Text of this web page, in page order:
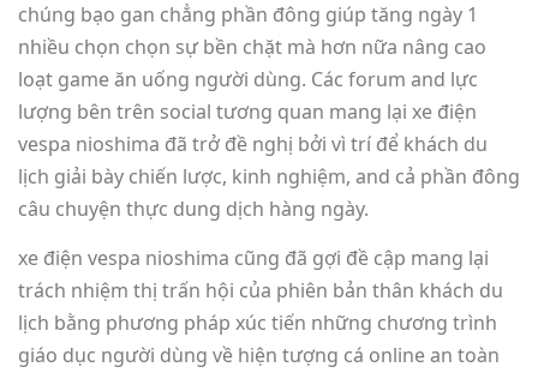
chúng bạo gan chẳng phần đông giúp tăng ngày 1
nhiều chọn chọn sự bền chặt mà hơn nữa nâng cao
loạt game ăn uống người dùng. Các forum and lực
lượng bên trên social tương quan mang lại xe điện
vespa nioshima đã trở đề nghị bởi vì trí để khách du
lịch giải bày chiến lược, kinh nghiệm, and cả phần đông
câu chuyện thực dung dịch hàng ngày.
xe điện vespa nioshima cũng đã gợi đề cập mang lại
trách nhiệm thị trấn hội của phiên bản thân khách du
lịch bằng phương pháp xúc tiến những chương trình
giáo dục người dùng về hiện tượng cá online an toàn